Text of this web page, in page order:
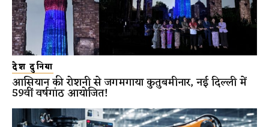
देश दुनिया
आसियान की रोशनी से जगमगाया कुतुबमीनार, नई दिल्ली में
59वीं वर्षगांठ आयोजित!